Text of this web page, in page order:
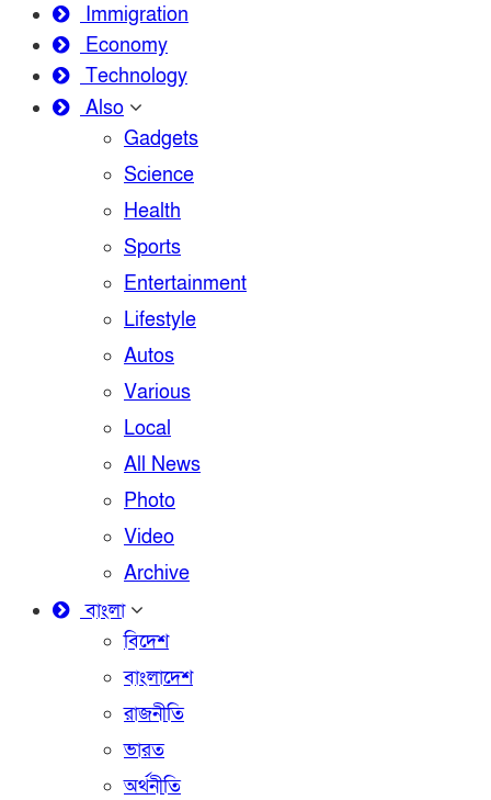
Immigration
Economy
Technology
Also
Gadgets
Science
Health
Sports
Entertainment
Lifestyle
Autos
Various
Local
All News
Photo
Video
Archive
বাংলা
বিদেশ
বাংলাদেশ
রাজনীতি
ভারত
অর্থনীতি